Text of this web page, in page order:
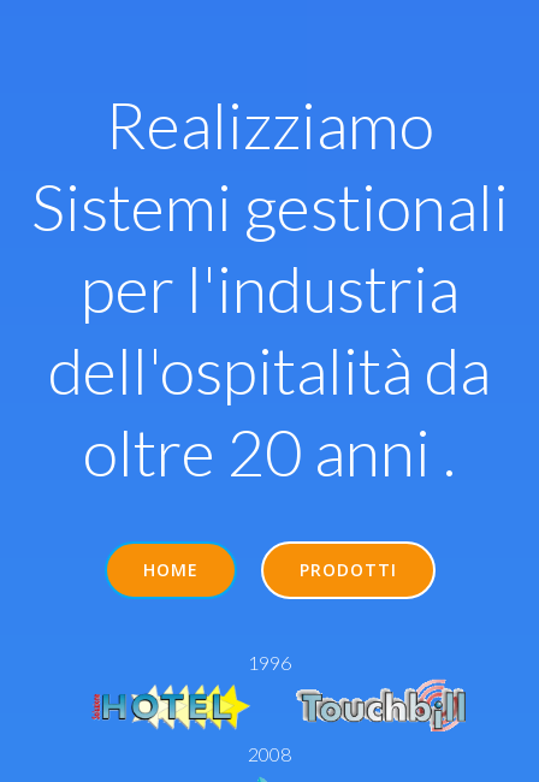
Realizziamo
Sistemi gestionali
per l'industria
dell'ospitalità da
oltre 20 anni .
HOME PRODOTTI
1996
2008